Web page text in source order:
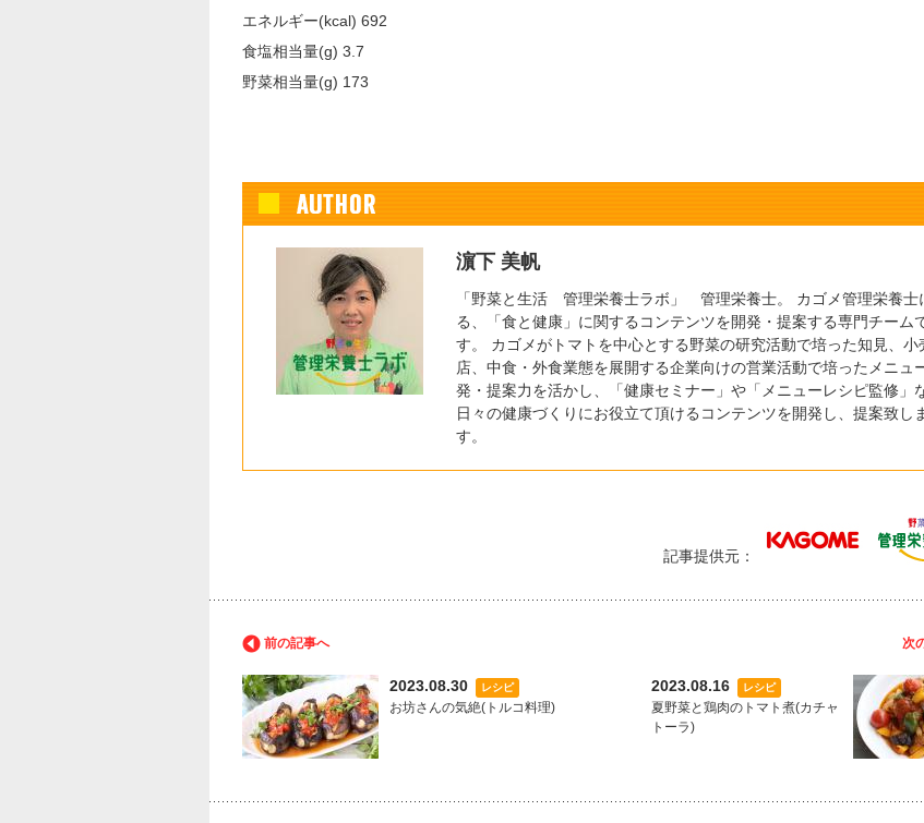
エネルギー(kcal) 692
食塩相当量(g) 3.7
野菜相当量(g) 173
濵下 美帆
「野菜と生活 管理栄養士ラボ」 管理栄養士。 カゴメ管理栄養士
る、「食と健康」に関するコンテンツを開発・提案する専門チーム
す。 カゴメがトマトを中心とする野菜の研究活動で培った知見、小
店、中食・外食業態を展開する企業向けの営業活動で培ったメニュ
発・提案力を活かし、「健康セミナー」や「メニューレシピ監修」
日々の健康づくりにお役立て頂けるコンテンツを開発し、提案致し
す。
記事提供元：
前の記事へ
2023.08.30 レシピ
お坊さんの気絶(トルコ料理)
次
2023.08.16 レシピ
夏野菜と鶏肉のトマト煮(カチャ
トーラ)